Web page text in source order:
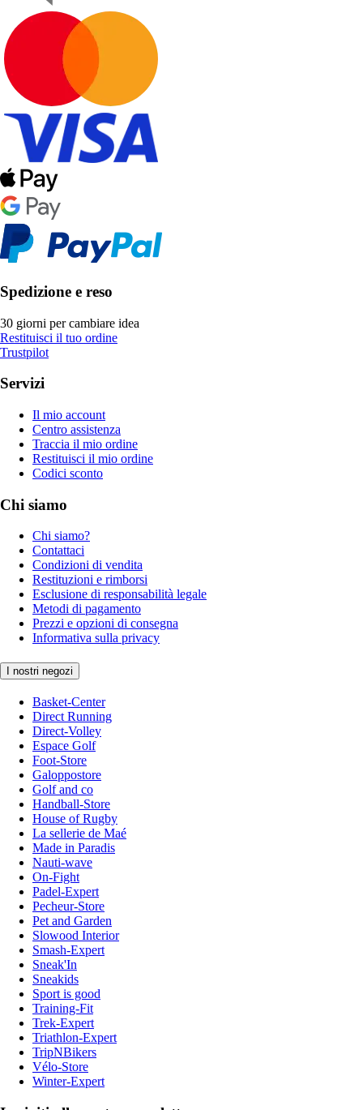
Spedizione e reso
30 giorni per cambiare idea
Restituisci il tuo ordine
Trustpilot
Servizi
Il mio account
Centro assistenza
Traccia il mio ordine
Restituisci il mio ordine
Codici sconto
Chi siamo
Chi siamo?
Contattaci
Condizioni di vendita
Restituzioni e rimborsi
Esclusione di responsabilità legale
Metodi di pagamento
Prezzi e opzioni di consegna
Informativa sulla privacy
I nostri negozi
Basket-Center
Direct Running
Direct-Volley
Espace Golf
Foot-Store
Galoppostore
Golf and co
Handball-Store
House of Rugby
La sellerie de Maé
Made in Paradis
Nauti-wave
On-Fight
Padel-Expert
Pecheur-Store
Pet and Garden
Slowood Interior
Smash-Expert
Sneak'In
Sneakids
Sport is good
Training-Fit
Trek-Expert
Triathlon-Expert
TripNBikers
Vélo-Store
Winter-Expert